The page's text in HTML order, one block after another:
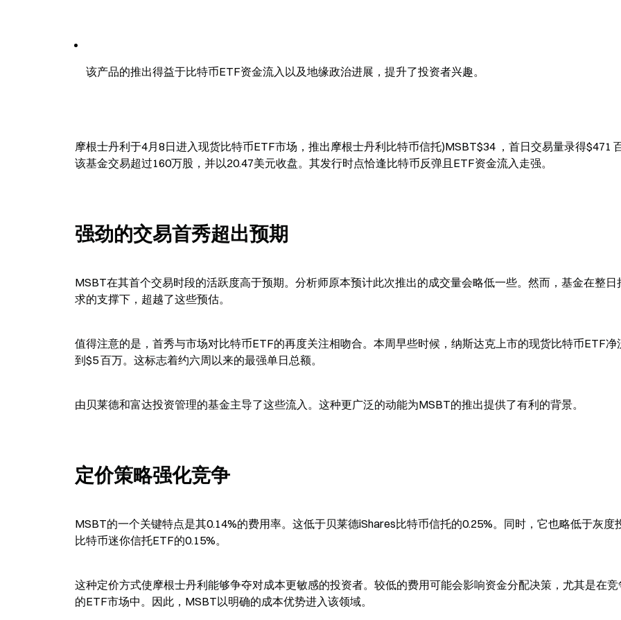
该产品的推出得益于比特币ETF资金流入以及地缘政治进展，提升了投资者兴趣。
摩根士丹利于4月8日进入现货比特币ETF市场，推出摩根士丹利比特币信托)MSBT$34 ，首日交易量录得$471
该基金交易超过160万股，并以20.47美元收盘。其发行时点恰逢比特币反弹且ETF资金流入走强。
强劲的交易首秀超出预期
MSBT在其首个交易时段的活跃度高于预期。分析师原本预计此次推出的成交量会略低一些。然而，基金在整日
求的支撑下，超越了这些预估。
值得注意的是，首秀与市场对比特币ETF的再度关注相吻合。本周早些时候，纳斯达克上市的现货比特币ETF净
到$5 百万。这标志着约六周以来的最强单日总额。
由贝莱德和富达投资管理的基金主导了这些流入。这种更广泛的动能为MSBT的推出提供了有利的背景。
定价策略强化竞争
MSBT的一个关键特点是其0.14%的费用率。这低于贝莱德iShares比特币信托的0.25%。同时，它也略低于灰度
比特币迷你信托ETF的0.15%。
这种定价方式使摩根士丹利能够争夺对成本更敏感的投资者。较低的费用可能会影响资金分配决策，尤其是在
的ETF市场中。因此，MSBT以明确的成本优势进入该领域。